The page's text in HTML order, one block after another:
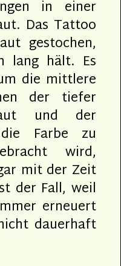
in einer
Das Tattoo
gestochen,
lang hält. Es
die mittlere
der tiefer
und der
Farbe zu
wird,
mit der Zeit
der Fall, weil
erneuert
dauerhaft